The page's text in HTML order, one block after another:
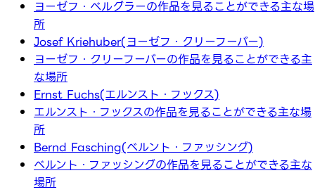
ヨーゼフ・ベルグラーの作品を見ることができる主な場
所
Josef Kriehuber(ヨーゼフ・クリーフーバー)
ヨーゼフ・クリーフーバーの作品を見ることができる主
な場所
Ernst Fuchs(エルンスト・フックス)
エルンスト・フックスの作品を見ることができる主な場
所
Bernd Fasching(ベルント・ファッシング)
ベルント・ファッシングの作品を見ることができる主な
場所